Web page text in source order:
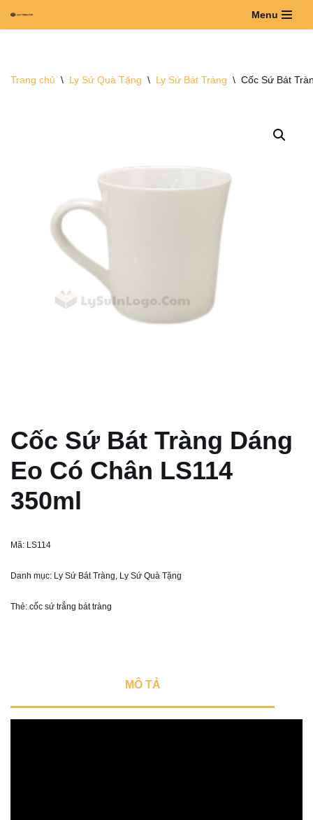
dung
Menu
Trang chủ \ Ly Sứ Quà Tặng \ Ly Sứ Bát Tràng \ Cốc Sứ Bát
Cốc Sứ Bát Tràng Dáng
Eo Có Chân LS114
350ml
Mã: LS114
Danh mục: Ly Sứ Bát Tràng, Ly Sứ Quà Tặng
Thẻ: cốc sứ trắng bát tràng
MÔ TẢ